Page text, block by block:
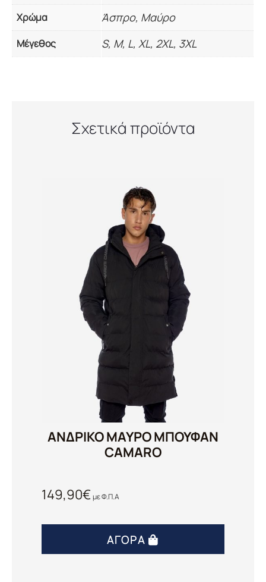
Χρώμα Άσπρο, Μαύρο
Μέγεθος S, M, L, XL, 2XL, 3XL
Σχετικά προϊόντα
ΑΝΔΡΙΚΟ ΜΑΥΡΟ ΜΠΟΥΦΑΝ
CAMARO
149,90€με Φ.Π.Α
ΑΓΟΡΆ